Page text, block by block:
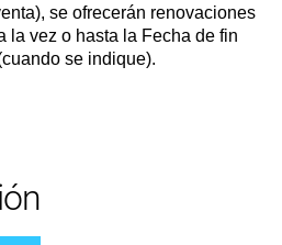
se ofrecerán renovaciones
la vez o hasta la Fecha de fin
se indique).